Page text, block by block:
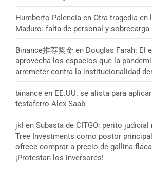
Humberto Palencia en Otra tragedia en
Maduro: falta de personal y
Binance推荐奖金 en Douglas Farah: El
aprovecha los espacios que la
arremeter contra la institucionalidad
binance en EE.UU. se alista para
testaferro Alex Saab
jkl en Subasta de CITGO: perito judicial
Tree Investments como postor
ofrece comprar a precio de gallina
¡Protestan los inversores!